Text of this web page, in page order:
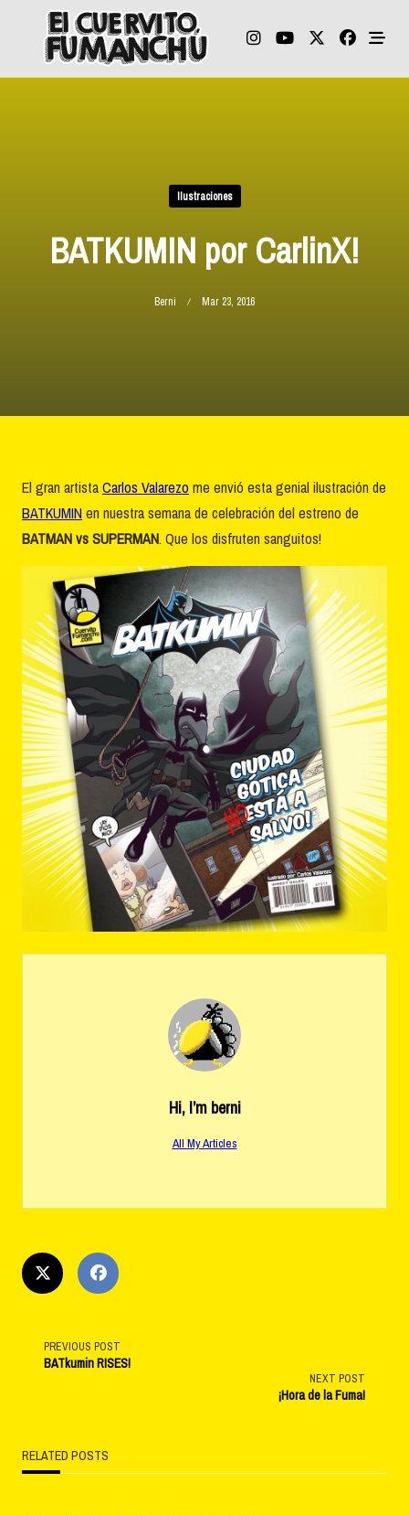
content
Ilustraciones
BATKUMIN por CarlinX!
Berni Mar 23, 2016
El gran artistaCarlos Valarezo me envió esta genial ilustración de
BATKUMINen nuestra semana de celebración del estreno de
BATMAN vs SUPERMAN. Que los disfruten sanguitos!
Hi, I’m berni
All My Articles
<span
screen-
PREVIOUS POST
BATkumin RISES!
NEXT POST
¡Hora de la Fuma!
RELATED POSTS